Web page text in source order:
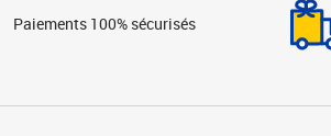
Paiements 100% sécurisés